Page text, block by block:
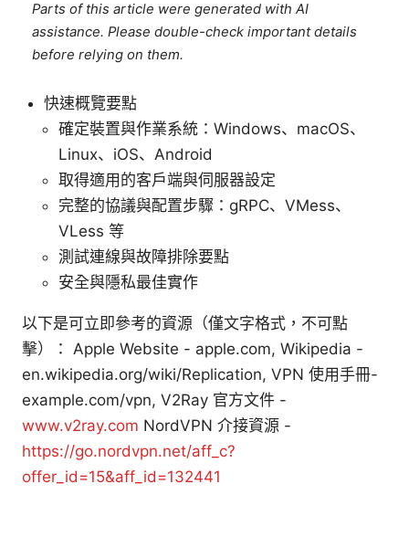
Parts of this article were generated with AI
assistance. Please double-check important details
before relying on them.
快速概覽要點
確定裝置與作業系統：Windows、macOS、
Linux、iOS、Android
取得適用的客戶端與伺服器設定
完整的協議與配置步驟：gRPC、VMess、
VLess 等
測試連線與故障排除要點
安全與隱私最佳實作
以下是可立即參考的資源（僅文字格式，不可點
擊）： Apple Website - apple.com, Wikipedia -
en.wikipedia.org/wiki/Replication, VPN 使用手冊-
example.com/vpn, V2Ray 官方文件 -
www.v2ray.com NordVPN 介接資源 -
https://go.nordvpn.net/aff_c?
offer_id=15&aff_id=132441